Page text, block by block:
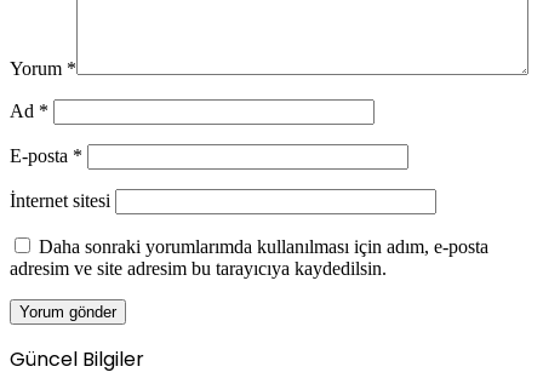
Yorum *
Ad *
E-posta *
İnternet sitesi
Daha sonraki yorumlarımda kullanılması için adım, e-posta
adresim ve site adresim bu tarayıcıya kaydedilsin.
Güncel Bilgiler